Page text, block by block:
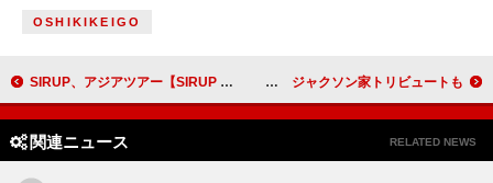
OSHIKIKEIGO
SIRUP、アジアツアー【SIRUP ASIA TOUR 2026 “TURN THE PAGE IN ASIA”】開催決定 BE:FIRST、ジャネット・ジャクソン横浜公演にゲスト出演決定 ジャクソン家トリビュートも
関連ニュース RELATED NEWS